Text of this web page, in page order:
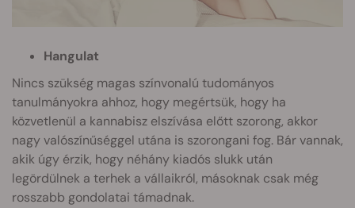
Hangulat
Nincs szükség magas színvonalú tudományos
tanulmányokra ahhoz, hogy megértsük, hogy ha
közvetlenül a kannabisz elszívása előtt szorong, akkor
nagy valószínűséggel utána is szorongani fog. Bár vannak,
akik úgy érzik, hogy néhány kiadós slukk után
legördülnek a terhek a vállaikról, másoknak csak még
rosszabb gondolatai támadnak.